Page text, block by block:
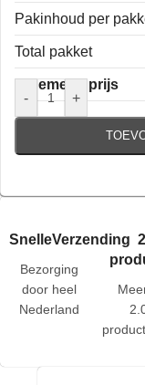
Pakinhoud per
Total pakket
Algemene prijs
-
+
SnelleVerzending
Bezorging
door heel
Nederland